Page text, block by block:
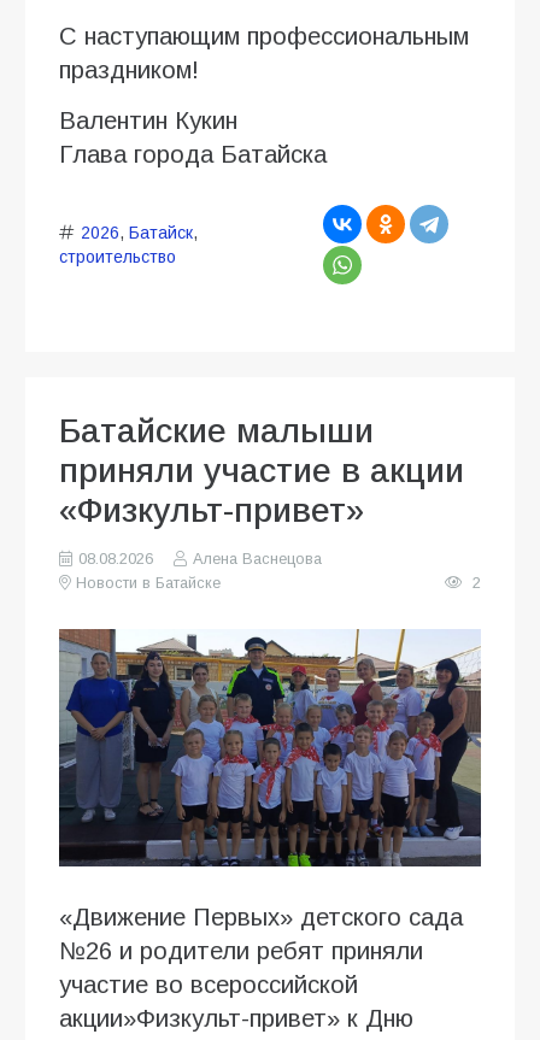
С наступающим профессиональным
праздником!
Валентин Кукин
Глава города Батайска
2026, Батайск,
строительство
Батайские малыши
приняли участие в акции
«Физкульт-привет»
08.08.2026
Алена Васнецова
Новости в Батайске
2
«Движение Первых» детского сада
№26 и родители ребят приняли
участие во всероссийской
акции»Физкульт-привет» к Дню